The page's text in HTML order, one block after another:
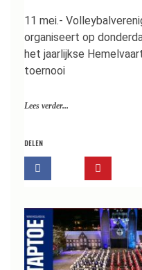
11 mei.-
organiseert op
het jaarlijkse
toernooi
Lees verder...
DELEN